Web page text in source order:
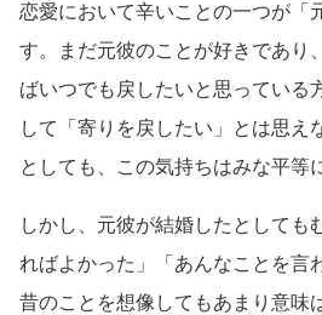
恋愛において辛いことの一つが「
す。まだ元彼のことが好きであり
ばいつでも戻したいと思っている
して「寄りを戻したい」とは思え
としても、この気持ちはみな平等
しかし、元彼が結婚したとしても
ればよかった」「あんなことを言
昔のことを想像してもあまり意味